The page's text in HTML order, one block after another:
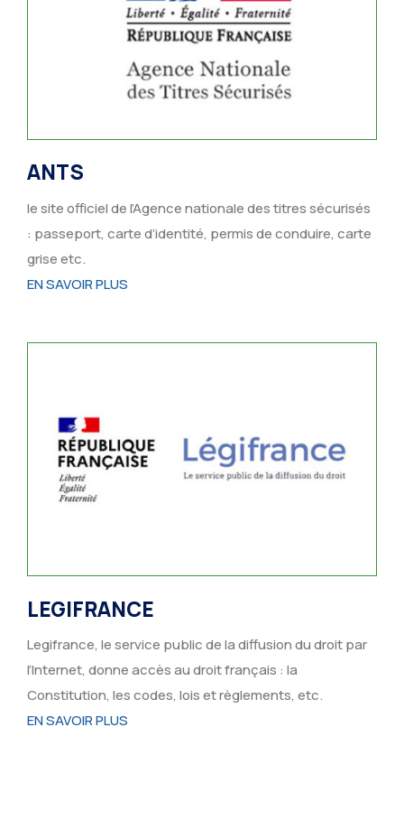
ANTS
le site officiel de l’Agence nationale des titres sécurisés
: passeport, carte d’identité, permis de conduire, carte
grise etc.
EN SAVOIR PLUS
LEGIFRANCE
Legifrance, le service public de la diffusion du droit par
l’Internet, donne accès au droit français : la
Constitution, les codes, lois et règlements, etc.
EN SAVOIR PLUS